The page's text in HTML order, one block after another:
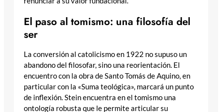
El paso al tomismo: una filosofía del
ser
La conversión al catolicismo en 1922 no supuso un
abandono del filosofar, sino una reorientación. El
encuentro con la obra de Santo Tomás de Aquino, en
particular con la «Suma teológica», marcará un punto
de inflexión. Stein encuentra en el tomismo una
ontología robusta que le permite articular su